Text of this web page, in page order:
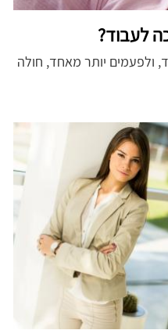
לעבוד?
ולפעמים יותר מאחד, חולה